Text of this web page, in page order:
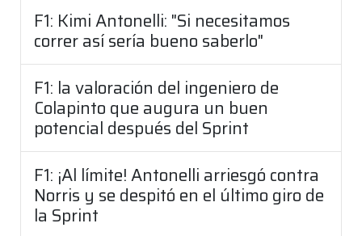
F1: Kimi Antonelli: "Si necesitamos
correr así sería bueno saberlo"
F1: la valoración del ingeniero de
Colapinto que augura un buen
potencial después del Sprint
F1: ¡Al límite! Antonelli arriesgó contra
Norris y se despitó en el último giro de
la Sprint